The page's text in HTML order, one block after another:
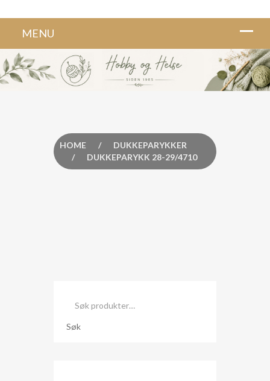
HOME /
DUKKEPARYKKER
/
DUKKEPARYKK 28-29/4710
etter:
Søk